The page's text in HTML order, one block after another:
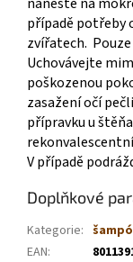
případě potřeby
zvířatech.
Uchovávejte
poškozenou
zasažení očí
přípravku u
V případě
Doplňkové
Kategorie:
EAN: